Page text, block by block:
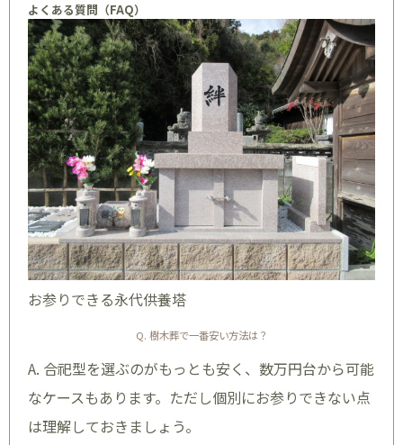
よくある質問（FAQ）
お参りできる永代供養塔
Q. 樹木葬で一番安い方法は？
A. 合祀型を選ぶのがもっとも安く、数万円台から可能
なケースもあります。ただし個別にお参りできない点
は理解しておきましょう。